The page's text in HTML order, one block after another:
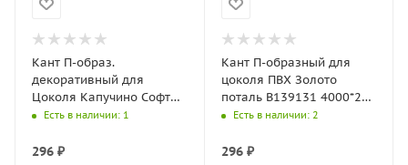
Кант П-образ.
декоративный для
Цоколя Капучино Софт
Тач В110666 4000*20 мм
Есть в наличии: 1
296 ₽
Кант П-образный для
цоколя ПВХ Золото
поталь В139131 4000*20
ммЕсть в наличии: 2
296₽